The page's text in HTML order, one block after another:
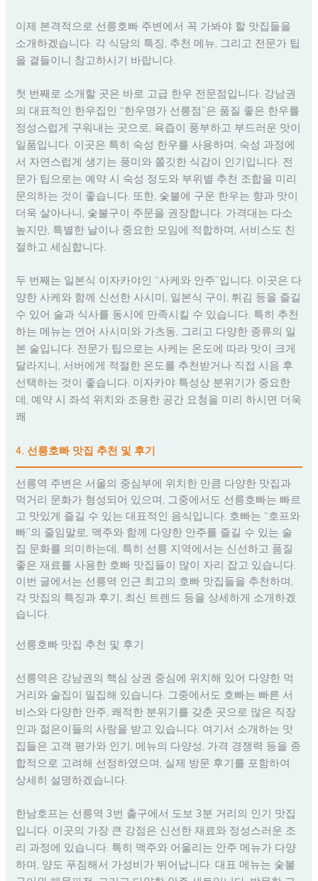
이제 본격적으로 선릉호빠 주변에서 꼭 가봐야 할 맛집들을
소개하겠습니다. 각 식당의 특징, 추천 메뉴, 그리고 전문가 팁
을 곁들이니 참고하시기 바랍니다.
첫 번째로 소개할 곳은 바로 고급 한우 전문점입니다. 강남권
의 대표적인 한우집인 “한우명가 선릉점”은 품질 좋은 한우를
정성스럽게 구워내는 곳으로, 육즙이 풍부하고 부드러운 맛이
일품입니다. 이곳은 특히 숙성 한우를 사용하며, 숙성 과정에
서 자연스럽게 생기는 풍미와 쫄깃한 식감이 인기입니다. 전
문가 팁으로는 예약 시 숙성 정도와 부위별 추천 조합을 미리
문의하는 것이 좋습니다. 또한, 숯불에 구운 한우는 향과 맛이
더욱 살아나니, 숯불구이 주문을 권장합니다. 가격대는 다소
높지만, 특별한 날이나 중요한 모임에 적합하며, 서비스도 친
절하고 세심합니다.
두 번째는 일본식 이자카야인 “사케와 안주”입니다. 이곳은 다
양한 사케와 함께 신선한 사시미, 일본식 구이, 튀김 등을 즐길
수 있어 술과 식사를 동시에 만족시킬 수 있습니다. 특히 추천
하는 메뉴는 연어 사시미와 가츠동, 그리고 다양한 종류의 일
본 술입니다. 전문가 팁으로는 사케는 온도에 따라 맛이 크게
달라지니, 서버에게 적절한 온도를 추천받거나 직접 시음 후
선택하는 것이 좋습니다. 이자카야 특성상 분위기가 중요한
데, 예약 시 좌석 위치와 조용한 공간 요청을 미리 하시면 더욱
쾌
4. 선릉호빠 맛집 추천 및 후기
선릉역 주변은 서울의 중심부에 위치한 만큼 다양한 맛집과
먹거리 문화가 형성되어 있으며, 그중에서도 선릉호빠는 빠르
고 맛있게 즐길 수 있는 대표적인 음식입니다. 호빠는 “호프와
빠”의 줄임말로, 맥주와 함께 다양한 안주를 즐길 수 있는 술
집 문화를 의미하는데, 특히 선릉 지역에서는 신선하고 품질
좋은 재료를 사용한 호빠 맛집들이 많이 자리 잡고 있습니다.
이번 글에서는 선릉역 인근 최고의 호빠 맛집들을 추천하며,
각 맛집의 특징과 후기, 최신 트렌드 등을 상세하게 소개하겠
습니다.
선릉호빠 맛집 추천 및 후기
선릉역은 강남권의 핵심 상권 중심에 위치해 있어 다양한 먹
거리와 술집이 밀집해 있습니다. 그중에서도 호빠는 빠른 서
비스와 다양한 안주, 쾌적한 분위기를 갖춘 곳으로 많은 직장
인과 젊은이들의 사랑을 받고 있습니다. 여기서 소개하는 맛
집들은 고객 평가와 인기, 메뉴의 다양성, 가격 경쟁력 등을 종
합적으로 고려해 선정하였으며, 실제 방문 후기를 포함하여
상세히 설명하겠습니다.
한남호프는 선릉역 3번 출구에서 도보 3분 거리의 인기 맛집
입니다. 이곳의 가장 큰 강점은 신선한 재료와 정성스러운 조
리 과정에 있습니다. 특히 맥주와 어울리는 안주 메뉴가 다양
하며, 양도 푸짐해서 가성비가 뛰어납니다. 대표 메뉴는 숯불